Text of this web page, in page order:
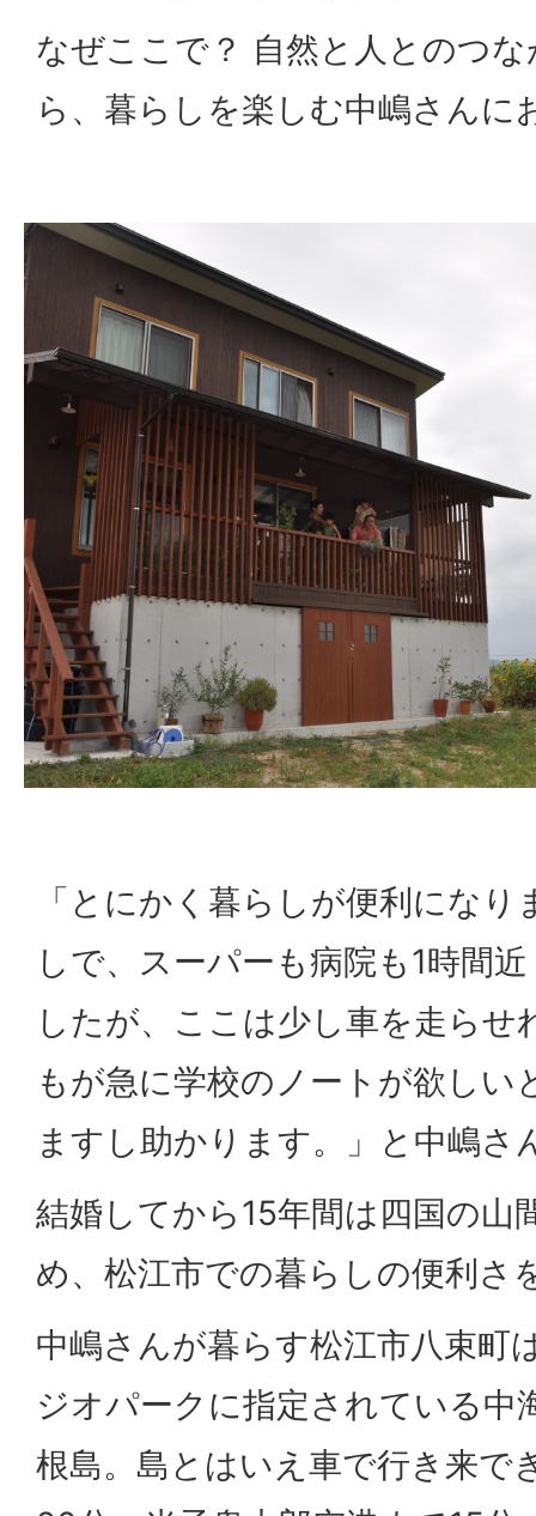
なぜここで？ 自然と人とのつ
ら、暮らしを楽しむ中嶋さんに
「とにかく暮らしが便利にな
しで、スーパーも病院も1時間
したが、ここは少し車を走らせ
もが急に学校のノートが欲しい
ますし助かります。」と中嶋さ
結婚してから15年間は四国の山
め、松江市での暮らしの便利さ
中嶋さんが暮らす松江市八束町
ジオパークに指定されている中
根島。島とはいえ車で行き来で